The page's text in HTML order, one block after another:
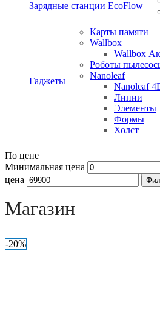
Зарядные станции EcoFlow
Гаджеты
Карты памяти
Wallbox
Wallbox
Роботы
Nanoleaf
Nanoleaf
Линии
Элементы
Формы
Холст
По цене
Минимальная цена
цена
Магазин
-20%